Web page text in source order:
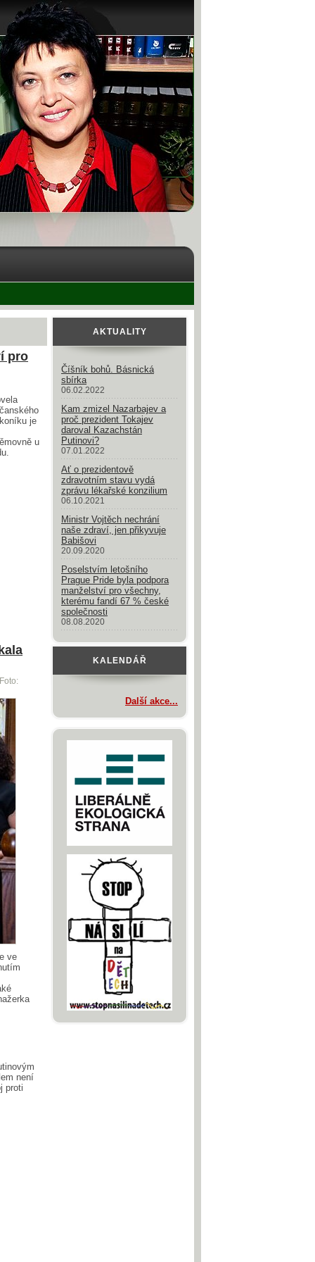
pro
je
u
ve
není
proti
AKTUALITY
Číšník bohů. Básnická
sbírka
06.02.2022
Kam zmizel Nazarbajev a
proč prezident Tokajev
daroval Kazachstán
Putinovi?
07.01.2022
Ať o prezidentově
zdravotním stavu vydá
zprávu lékařské konzilium
06.10.2021
Ministr Vojtěch nechrání
naše zdraví, jen přikyvuje
Babišovi
20.09.2020
Poselstvím letošního
Prague Pride byla podpora
manželství pro všechny,
kterému fandí 67 % české
společnosti
08.08.2020
KALENDÁŘ
Další akce...